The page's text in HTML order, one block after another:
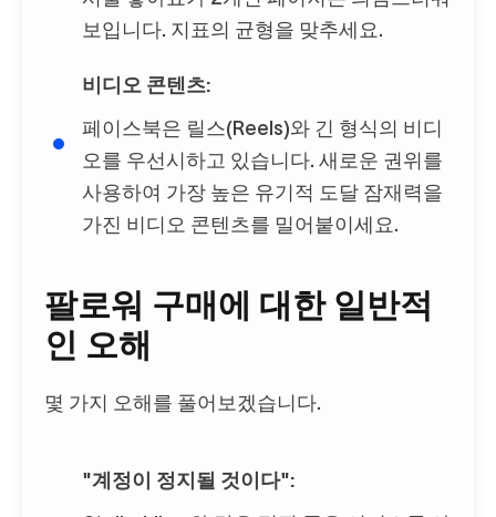
보입니다. 지표의 균형을 맞추세요.
비디오 콘텐츠:
페이스북은 릴스(Reels)와 긴 형식의 비디
오를 우선시하고 있습니다. 새로운 권위를
사용하여 가장 높은 유기적 도달 잠재력을
가진 비디오 콘텐츠를 밀어붙이세요.
팔로워 구매에 대한 일반적
인 오해
몇 가지 오해를 풀어보겠습니다.
"계정이 정지될 것이다":